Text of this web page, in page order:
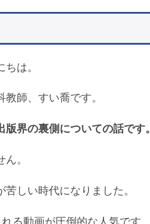
は。
師、すい喬です。
界の裏側についての話です。
。
しい時代になりました。
る動画が圧倒的な人気です。